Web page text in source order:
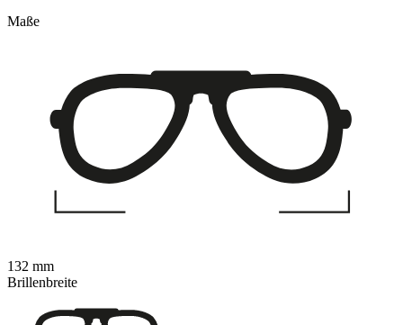
Maße
132 mm
Brillenbreite